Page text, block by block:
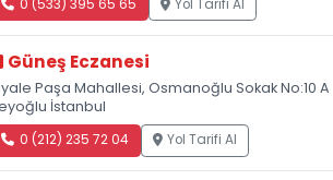
0 (533) 395 65 65 Yol Tarifi Al
Güneş Eczanesi
Paşa Mahallesi, Osmanoğlu Sokak No:10 A
İstanbul
0 (212) 235 72 04 Yol Tarifi Al